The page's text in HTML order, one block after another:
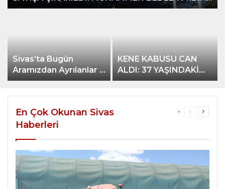
177 MİLYON LİRA
Sivas’ta Bugün
Aramızdan Ayrılanlar –
09 Ağustos 2026
KENE KABUSU CAN
ALDI: 37 YAŞINDAKİ
CANAN DEMİR
En Çok Okunan Sivas
Haberleri
More
ÖncekiSonraki